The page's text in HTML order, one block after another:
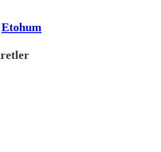
Etohum